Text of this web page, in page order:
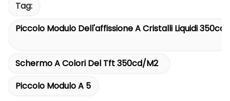
Tag:
Piccolo Modulo Dell'affissione A Cristalli Liquidi
Schermo A Colori Del Tft 350cd/m2
Piccolo Modulo A 5